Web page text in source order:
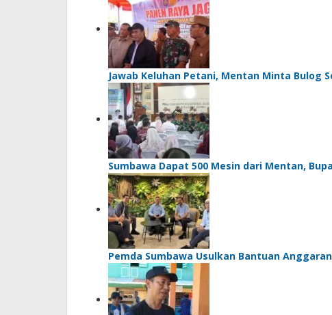
Jawab Keluhan Petani, Mentan Minta Bulog
Sumbawa Dapat 500 Mesin dari Mentan,
Pemda Sumbawa Usulkan Bantuan